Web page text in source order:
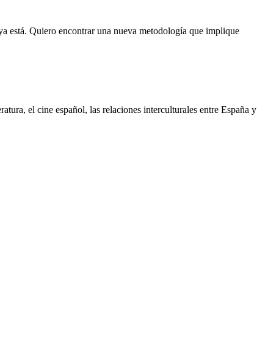
está. Quiero encontrar una nueva metodología que implique
el cine español, las relaciones interculturales entre España y